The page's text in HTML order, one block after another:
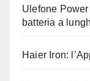
Ulefone
batteria a
Haier Iron: